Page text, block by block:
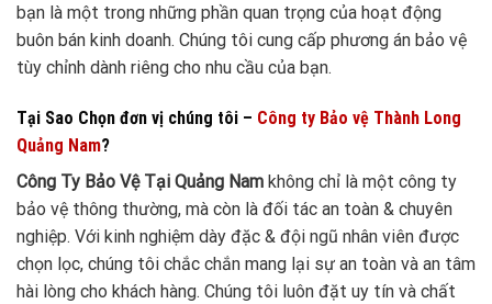
bạn là một trong những phần quan trọng của hoạt động
buôn bán kinh doanh. Chúng tôi cung cấp phương án bảo vệ
tùy chỉnh dành riêng cho nhu cầu của bạn.
Tại Sao Chọn đơn vị chúng tôi – Công ty Bảo vệ Thành Long
Quảng Nam?
Công Ty Bảo Vệ Tại Quảng Nam không chỉ là một công ty
bảo vệ thông thường, mà còn là đối tác an toàn & chuyên
nghiệp. Với kinh nghiệm dày đặc & đội ngũ nhân viên được
chọn lọc, chúng tôi chắc chắn mang lại sự an toàn và an tâm
hài lòng cho khách hàng. Chúng tôi luôn đặt uy tín và chất